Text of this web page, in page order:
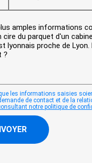
les informations saisies
de contact et de la
notre politique de